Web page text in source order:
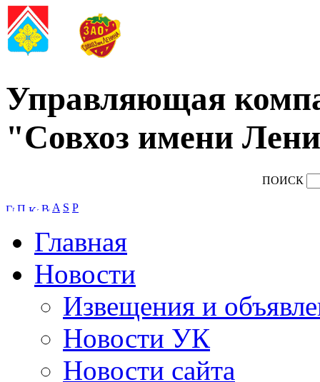
Управляющая
"Совхоз имени
ПОИСК
A S P
Главная
Новости
Извещения и
Новости УК
Новости сайта